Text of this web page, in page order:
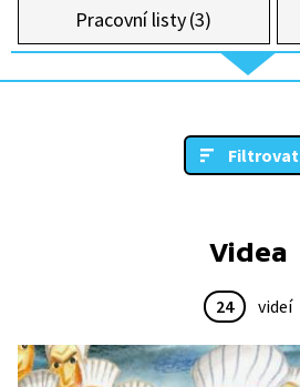
Pracovní listy (3)
Filtrovat
Videa
24 videí